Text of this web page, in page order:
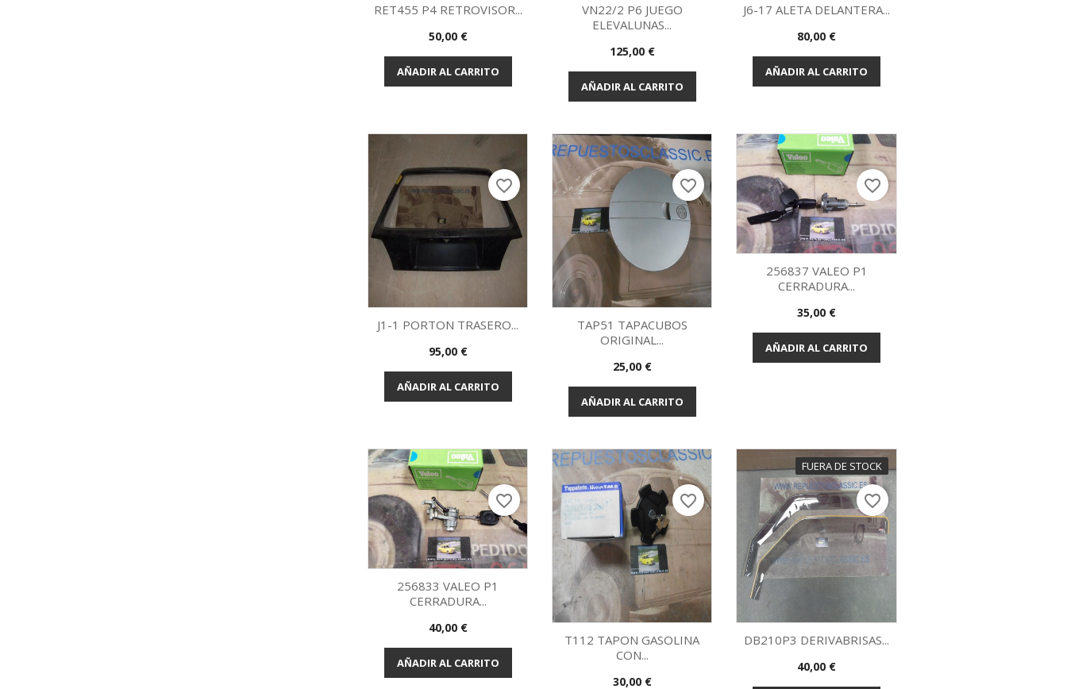
Vista rápida
RET455 P4 RETROVISOR...
Precio
50,00 €
AÑADIR AL CARRITO
Vista rápida
VN22/2 P6 JUEGO
ELEVALUNAS...
Precio
125,00 €
AÑADIR AL CARRITO
Vista rápida
J6-17 ALETA DELANTERA...
Precio
80,00 €
AÑADIR AL CARRITO
Vista rápida
J1-1 PORTON TRASERO...
Precio
95,00 €
AÑADIR AL CARRITO
favorite_border
Vista rápida
TAP51 TAPACUBOS
ORIGINAL...
Precio
25,00 €
AÑADIR AL CARRITO
favorite_border
Vista rápida
256837 VALEO P1
CERRADURA...
Precio
35,00 €
AÑADIR AL CARRITO
favorite_border
Vista rápida
256833 VALEO P1
CERRADURA...
Precio
40,00 €
AÑADIR AL CARRITO
favorite_border
Vista rápida
T112 TAPON GASOLINA
CON...
Precio
30,00 €
favorite_border
FUERA DE STOCK
Vista rápida
DB210P3 DERIVABRISAS...
Precio
40,00 €
favorite_border